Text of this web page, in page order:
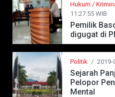
Hukum /
11:27:55 WIB
Pemilik
digugat di
Politik / 2019-
Sejarah
Pelopor
Mental